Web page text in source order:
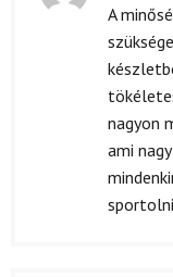
A
nagyon
ami